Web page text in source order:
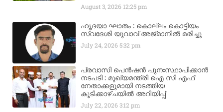
August 3, 2026 12:25 pm
ഹൃദയാ ഘാതം : കൊല്ലം കൊട്ടിയം
സ്വദേശി യുവാവ് അജ്മാനിൽ മരിച്ചു
July 24, 20265:32 pm
പ്രവാസി പെൻഷൻ പുനഃസ്ഥാപിക്കാൻ
നടപടി : മുഖ്യമന്ത്രി ഐ സി എഫ്
നേതാക്കളുമായി നടത്തിയ
കൂടിക്കാഴ്ചയിൽ അറിയിപ്പ്
July 22, 20263:12 pm